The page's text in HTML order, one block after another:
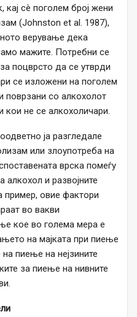
кај сè поголем број жени
(Johnston et al. 1987),
верување дека
мажите. Потребни се
поцврсто да се утврди
се изложени на поголем
поврзани со алкохолот
кои не се алкохоличари.
ја разгледале
или злоупотреба на
врска помеѓу
алкохол и развојните
пример, овие фактори
во вакви
кое во голема мера е
на мајката при пиење
пиење на нејзините
за пиење на нивните